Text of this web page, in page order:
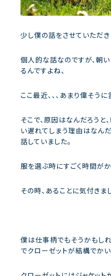
少し僕の話をさせていただき
個人的な話なのですが、朝
るんですよね、
ここ最近、、、あまり偉そう
そこで、原因はなんだろうと
い遅れてしまう理由はなん
話していました。
服を選ぶ時にすごく時間が
その時、あることに気付きま
僕は仕事柄でもそうかもし
でクローゼットが結構でかい